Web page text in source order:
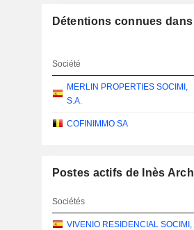
Détentions connues
Société
MERLIN PROPERTIES SOCIMI,
S.A.
COFINIMMO SA
Postes actifs de Inès
Sociétés
VIVENIO RESIDENCIAL SOCIMI,